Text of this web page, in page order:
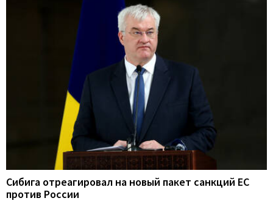
Сибига отреагировал на новый пакет санкций ЕС
против России